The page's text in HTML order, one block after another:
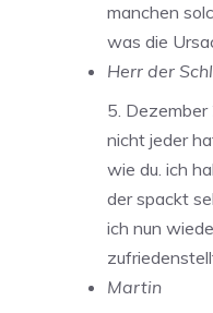
manchen
was die
Herr der
5.
nicht jeder
wie du. ich
der spackt
ich nun
Martin